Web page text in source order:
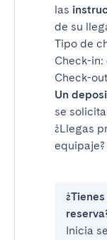
las
de su
Tipo de
Check-in:
Check-
Un
se
¿Llegas
equipaje?
Inicia